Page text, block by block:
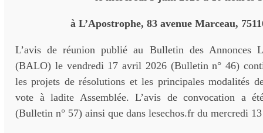
à L’Apostrophe, 83 avenue Marceau,
L’avis de réunion publié au Bulletin des Annonces
(BALO) le vendredi 17 avril 2026 (Bulletin n° 46)
les projets de résolutions et les principales modalités
vote à ladite Assemblée. L’avis de convocation a
(Bulletin n° 57) ainsi que dans lesechos.fr du mercredi